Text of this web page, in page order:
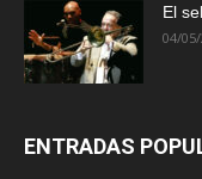
El
04/
ENTRADAS